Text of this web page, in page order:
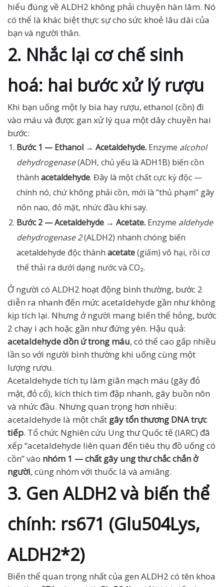
hiểu đúng về ALDH2 không phải chuyện hàn lâm. Nó
có thể là khác biệt thực sự cho sức khoẻ lâu dài của
bạn và người thân.
2. Nhắc lại cơ chế sinh
hoá: hai bước xử lý rượu
Khi bạn uống một ly bia hay rượu, ethanol (cồn) đi
vào máu và được gan xử lý qua một dây chuyền hai
bước:
Bước 1 — Ethanol → Acetaldehyde. Enzyme alcohol
dehydrogenase(ADH, chủ yếu là ADH1B) biến cồn
thành acetaldehyde. Đây là một chất cực kỳ độc —
chính nó, chứ không phải cồn, mới là “thủ phạm” gây
nôn nao, đỏ mặt, nhức đầu khi say.
Bước 2 — Acetaldehyde → Acetate. Enzyme aldehyde
dehydrogenase 2(ALDH2) nhanh chóng biến
acetaldehyde độc thành acetate(giấm) vô hại, rồi cơ
thể thải ra dưới dạng nước và CO₂.
Ở người có ALDH2 hoạt động bình thường, bước 2
diễn ra nhanh đến mức acetaldehyde gần như không
kịp tích lại. Nhưng ở người mang biến thể hỏng, bước
2 chạy ì ạch hoặc gần như đứng yên. Hậu quả:
acetaldehyde dồn ứ trong máu, có thể cao gấp nhiều
lần so với người bình thường khi uống cùng một
lượng rượu.
Acetaldehyde tích tụ làm giãn mạch máu (gây đỏ
mặt, đỏ cổ), kích thích tim đập nhanh, gây buồn nôn
và nhức đầu. Nhưng quan trọng hơn nhiều:
acetaldehyde là một chất gây tổn thương DNA trực
tiếp. Tổ chức Nghiên cứu Ung thư Quốc tế (IARC) đã
xếp “acetaldehyde liên quan đến tiêu thụ đồ uống có
cồn” vào nhóm 1 — chất gây ung thư chắc chắn ở
người, cùng nhóm với thuốc lá và amiăng.
3. Gen ALDH2 và biến thể
chính: rs671 (Glu504Lys,
ALDH2*2)
Biến thể quan trọng nhất của gen ALDH2 có tên khoa